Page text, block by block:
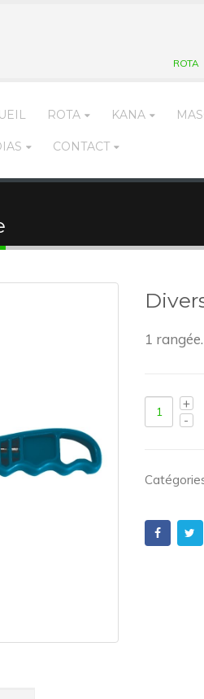
ROTA
ROTA KANA
CONTACT
1